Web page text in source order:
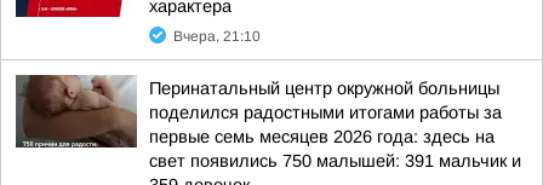
характера
Вчера, 21:10
Перинатальный центр окружной больницы
поделился радостными итогами работы за
первые семь месяцев 2026 года: здесь на
свет появились 750 малышей: 391 мальчик и